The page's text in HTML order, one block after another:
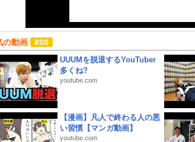
の動画
UUUMを脱退するYouTuber
多くね?
youtube.com
【漫画】凡人で終わる人の悪
い習慣【マンガ動画】
youtube.com